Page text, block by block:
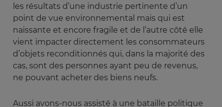
les résultats d’une industrie pertinente d’un
point de vue environnemental mais qui est
naissante et encore fragile et de l’autre côté elle
vient impacter directement les consommateurs
d’objets reconditionnés qui, dans la majorité des
cas, sont des personnes ayant peu de revenus,
ne pouvant acheter des biens neufs.
Aussi avons-nous assisté à une bataille politique